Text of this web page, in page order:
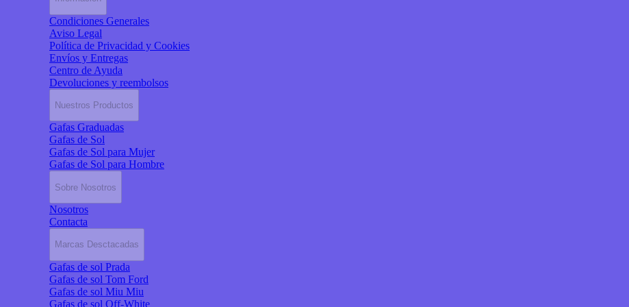
Condiciones Generales
Aviso Legal
Política de Privacidad y Cookies
Envíos y Entregas
Centro de Ayuda
Devoluciones y reembolsos
Nuestros Productos
Gafas Graduadas
Gafas de Sol
Gafas de Sol para Mujer
Gafas de Sol para Hombre
Sobre Nosotros
Nosotros
Contacta
Marcas Desctacadas
Gafas de sol Prada
Gafas de sol Tom Ford
Gafas de sol Miu Miu
Gafas de sol Off-White